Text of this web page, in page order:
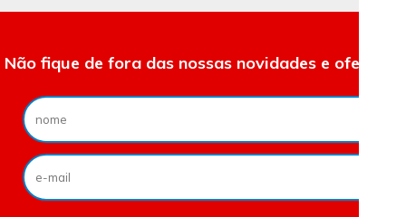
Não fique de fora das nossas novidades e ofertas.